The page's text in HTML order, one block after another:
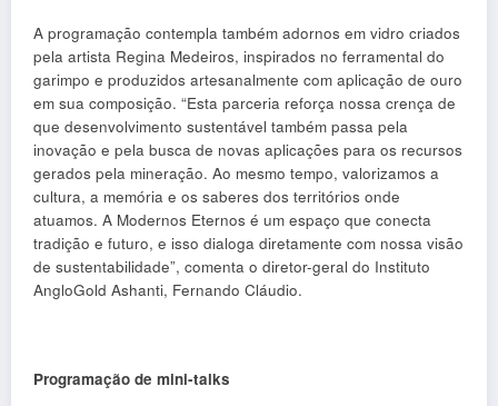
A programação contempla também adornos em vidro criados
pela artista Regina Medeiros, inspirados no ferramental do
garimpo e produzidos artesanalmente com aplicação de ouro
em sua composição. “Esta parceria reforça nossa crença de
que desenvolvimento sustentável também passa pela
inovação e pela busca de novas aplicações para os recursos
gerados pela mineração. Ao mesmo tempo, valorizamos a
cultura, a memória e os saberes dos territórios onde
atuamos. A Modernos Eternos é um espaço que conecta
tradição e futuro, e isso dialoga diretamente com nossa visão
de sustentabilidade”, comenta o diretor-geral do Instituto
AngloGold Ashanti, Fernando Cláudio.
Programação de mini-talks